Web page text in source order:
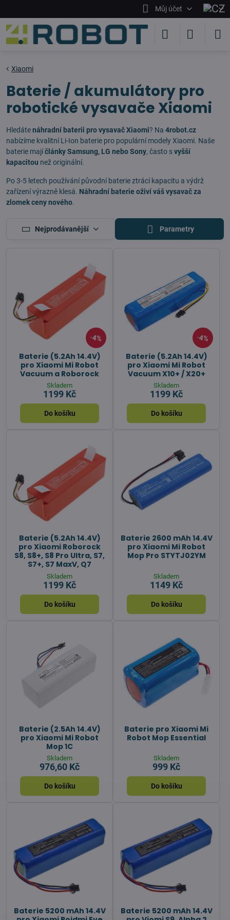
Můj účet
Xiaomi
Baterie / akumulátory pro
robotické vysavače Xiaomi
Hledátenáhradní baterii pro vysavač Xiaomi? Na 4robot.cz
nabízíme kvalitní Li-Ion baterie pro populární modely Xiaomi. Naše
baterie majíčlánky Samsung, LG nebo Sony, často svyšší
kapacitou než originální.
Po 3-5 letech používání původní baterie ztrácí kapacitu a výdrž
zařízení výrazně klesá. Náhradní baterie oživí váš vysavač za
zlomek ceny nového.
Nejprodávanější Parametry
4%
Baterie (5.2Ah 14.4V)
pro Xiaomi Mi Robot
Vacuum a Roborock
Skladem
1199 Kč
Do košíku
4%
Baterie (5.2Ah 14.4V)
pro Xiaomi Mi Robot
Vacuum X10+ / X20+
Skladem
1199 Kč
Do košíku
Baterie (5.2Ah 14.4V)
pro Xiaomi Roborock
S8, S8+, S8 Pro Ultra, S7,
S7+, S7 MaxV, Q7
Skladem
1199 Kč
Do košíku
Baterie 2600 mAh 14.4V
pro Xiaomi Mi Robot
Mop Pro STYTJ02YM
Skladem
1149 Kč
Do košíku
Baterie (2.5Ah 14.4V)
pro Xiaomi Mi Robot
Mop 1C
Skladem
976,60 Kč
Do košíku
Baterie pro Xiaomi Mi
Robot Mop Essential
Skladem
999 Kč
Do košíku
Baterie 5200 mAh 14.4V
Baterie 5200 mAh 14.4V